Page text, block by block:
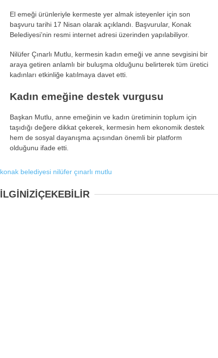
El emeği ürünleriyle kermeste yer almak isteyenler için son
başvuru tarihi 17 Nisan olarak açıklandı. Başvurular, Konak
Belediyesi’nin resmi internet adresi üzerinden yapılabiliyor.
Nilüfer Çınarlı Mutlu, kermesin kadın emeği ve anne sevgisini bir
araya getiren anlamlı bir buluşma olduğunu belirterek tüm üretici
kadınları etkinliğe katılmaya davet etti.
Kadın emeğine destek vurgusu
Başkan Mutlu, anne emeğinin ve kadın üretiminin toplum için
taşıdığı değere dikkat çekerek, kermesin hem ekonomik destek
hem de sosyal dayanışma açısından önemli bir platform
olduğunu ifade etti.
konak belediyesi nilüfer çınarlı mutlu
İLGİNİZİÇEKEBİLİR